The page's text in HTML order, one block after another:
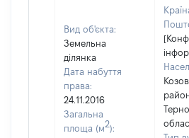
Вид об'єкта:
Земельна
ділянка
Дата набуття
права:
24.11.2016
Загальна
площа (м2):